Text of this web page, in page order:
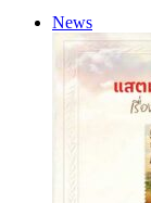
News